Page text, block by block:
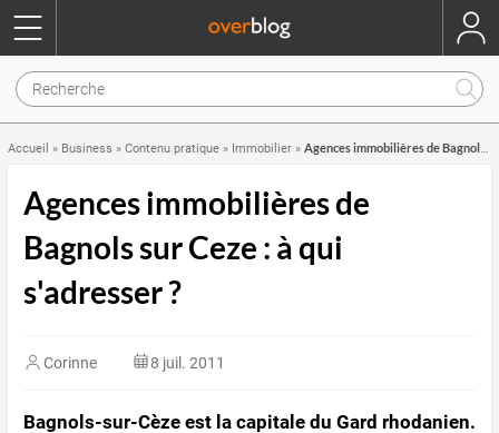
Accueil » Business » Contenu pratique » Immobilier » Agences immobilières de Bagnols sur Ceze : à qui s'adresser ?
Agences immobilières de
Bagnols sur Ceze : à qui
s'adresser ?
Corinne 8 juil. 2011
Bagnols-sur-Cèze est la capitale du Gard rhodanien.